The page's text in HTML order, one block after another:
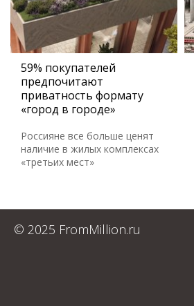
59% покупателей
предпочитают
приватность формату
«город в городе»
Россияне все больше ценят
наличие в жилых комплексах
«третьих мест»
© 2025 FromMillion.ru